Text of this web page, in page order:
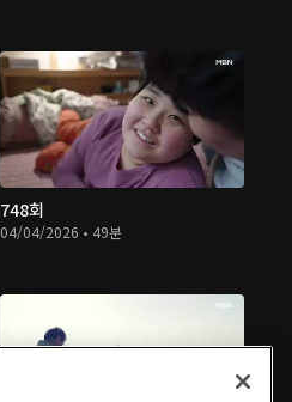
748회
04/04/2026 • 49분